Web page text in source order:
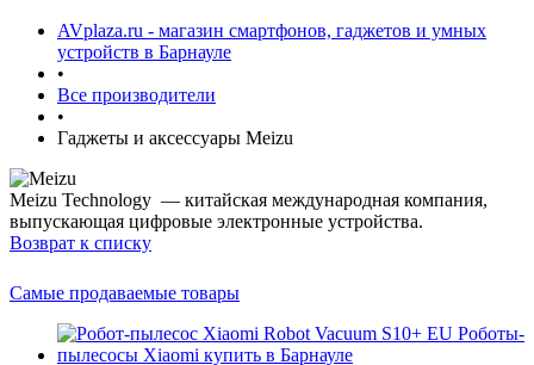
AVplaza.ru - магазин смартфонов, гаджетов и умных
устройств в Барнауле
•
Все производители
•
Гаджеты и аксессуары Meizu
Meizu Technology — китайская международная компания,
выпускающая цифровые электронные устройства.
Возврат к списку
Самые продаваемые товары